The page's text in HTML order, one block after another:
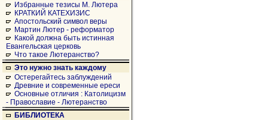
Избранные тезисы М. Лютера
КРАТКИЙ КАТЕХИЗИС
Апостольский символ веры
Мартин Лютер - реформатор
Какой должна быть истинная
Евангельская церковь
Что такое Лютеранство?
Это нужно знать каждому
Остерегайтесь заблуждений
Древние и современные ереси
Основные отличия : Католицизм
- Православие - Лютеранство
БИБЛИОТЕКА